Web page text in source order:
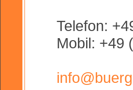
Telefon:
Mobil: +49